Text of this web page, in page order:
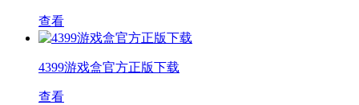
查看
4399游戏盒官方正版下载
查看